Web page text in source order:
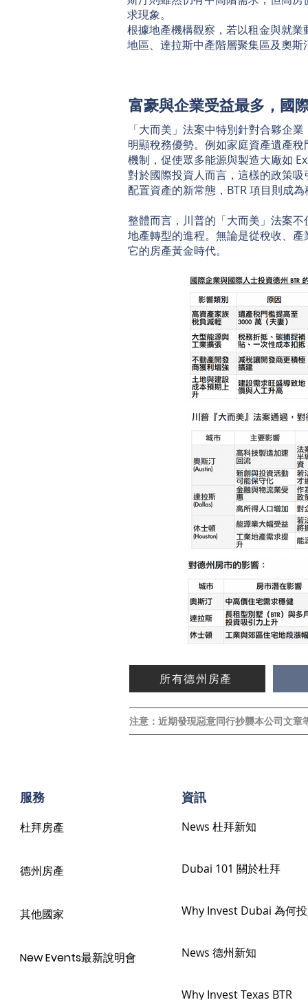
求現象。
根據地產機構觀察，若以租金與就
地區、達拉斯中產階層聚集區及奧
富豪與企業受益最多，國
「大而美」法案中特別針對合夥企
明顯稅務優勢。例如家庭資產遺產
機制，促使眾多能源與製造大廠如
對於國際投資人而言，這樣的政策
配置資產的新常態，BTR 項目則成
整體而言，川普的「大而美」法案
地產轉型的進程。無論是從稅收、
它的房產黃金時代。
所有德州房產
注意：近期發現惡意同行抄襲本公司文
​服務
杜拜房產
德州房產
其他國家
New Events最新說明會
​資訊
News 杜拜新知
Dubai 101 關於杜拜
Why Invest Dubai 為何
News 德州新知
Why Invest Texas BTR